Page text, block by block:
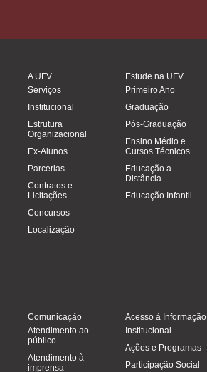
A UFV
Serviços
Institucional
Estrutura
Organizacional
Ex-Alunos
Parcerias
Contratos e
Licitações
Concursos
Localização
Estude na UFV
Primeiro Ano
Graduação
Pós-Graduação
Ensino Médio e
Cursos Técnicos
Educação a
Distância
Educação Infantil
Comunicação
Atendimento ao
público
Atendimento à
imprensa
Acesso à Informação
Institucional
Ações e Programas
Participação Social